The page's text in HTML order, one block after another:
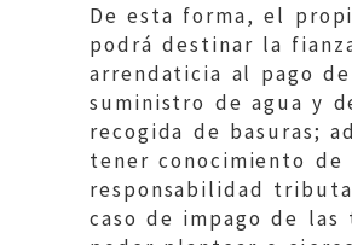
De esta forma, el
podrá destinar la
arrendaticia al pago
suministro de agua y
recogida de basuras;
tener conocimiento de
responsabilidad
caso de impago de las